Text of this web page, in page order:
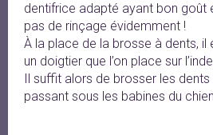
dentifrice adapté ayant bon goût
pas de rinçage évidemment !
À la place de la brosse à dents, il
un doigtier que l’on place sur
Il suffit alors de brosser les
passant sous les babines du